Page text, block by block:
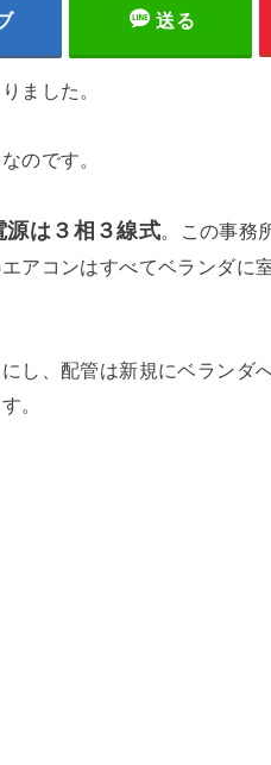
送る
ました。
のです。
源は３相３線式。この事務
アコンはすべてベランダに
し、配管は新規にベランダ
。